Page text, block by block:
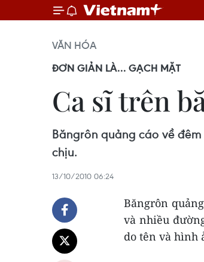
VĂN HÓA
ĐƠN GIẢN LÀ... GẠCH MẶT
Ca sĩ trên
Băngrôn quảng cáo về
chịu.
13/10/2010 06:24
Băngrôn
và nhiều
do tên và hình